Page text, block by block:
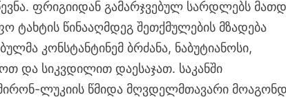
ფრიგიიდან გამარჯვებულ სარდლებს
ტახტის წინააღმდეგ შეთქმულების მზადება
კონსტანტინემ ბრძანა, ნაბუტიანოსი,
და სიკვდილით დაესაჯათ. საკანში
ლუკიის წმიდა მღვდელმთავარი